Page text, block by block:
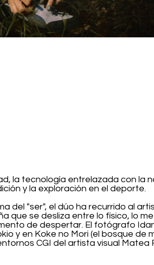
la tecnología entrelazada con la
y la exploración en el deporte.
del "ser", el dúo ha recurrido al
que se desliza entre lo físico, lo
de despertar. El fotógrafo
y en Koke no Mori (el bosque de
CGI del artista visual Matea